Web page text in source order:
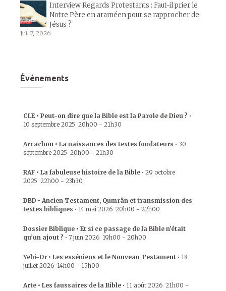
Interview Regards Protestants : Faut-il prier le
Notre Père en araméen pour se rapprocher de
Jésus ?
Juil 7, 2026
Événements
CLE • Peut-on dire que la Bible est la Parole de Dieu ? •
10 septembre 2025 20h00 - 21h30
Arcachon • La naissances des textes fondateurs • 30
septembre 2025 20h00 - 21h30
RAF • La fabuleuse histoire de la Bible • 29 octobre
2025 22h00 - 23h30
DBD • Ancien Testament, Qumrân et transmission des
textes bibliques • 14 mai 2026 20h00 - 22h00
Dossier Biblique • Et si ce passage de la Bible n’était
qu’un ajout ? • 7 juin 2026 19h00 - 20h00
Yehi-Or • Les esséniens et le Nouveau Testament • 18
juillet 2026 14h00 - 15h00
Arte • Les faussaires de la Bible • 11 août 2026 21h00 -